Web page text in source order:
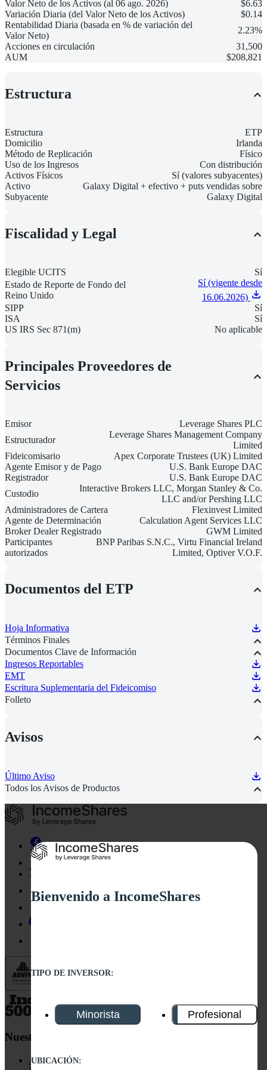
Valor Neto de los Activos (al 06 ago. 2026)
$6.63
Variación Diaria (del Valor Neto de los Activos)
$0.14
Rentabilidad Diaria (basada en % de variación del
Valor Neto)
2.23%
Acciones en circulación
31,500
AUM
$208,821
Estructura
Estructura
ETP
Domicilio
Irlanda
Método de Replicación
Físico
Uso de los Ingresos
Con distribución
Activos Físicos
Sí (valores subyacentes)
Activo
Subyacente
Galaxy Digital + efectivo + puts vendidas sobre
Galaxy Digital
Fiscalidad y Legal
Elegible UCITS
Sí
Estado de Reporte de Fondo del
Reino Unido
Sí (vigente desde
16.06.2026)
SIPP
Sí
ISA
Sí
US IRS Sec 871(m)
No aplicable
Principales Proveedores de
Servicios
Emisor
Leverage Shares PLC
Estructurador
Leverage Shares Management Company
Limited
Fideicomisario
Apex Corporate Trustees (UK) Limited
Agente Emisor y de Pago
U.S. Bank Europe DAC
Registrador
U.S. Bank Europe DAC
Custodio
Interactive Brokers LLC, Morgan Stanley & Co.
LLC and/or Pershing LLC
Administradores de Cartera
Flexinvest Limited
Agente de Determinación
Calculation Agent Services LLC
Broker Dealer Registrado
GWM Limited
Participantes
autorizados
BNP Paribas S.N.C., Virtu Financial Ireland
Limited, Optiver V.O.F.
Documentos del ETP
Hoja Informativa
Términos Finales
Documentos Clave de Información
Ingresos Reportables
EMT
Escritura Suplementaria del Fideicomiso
Folleto
Avisos
Último Aviso
Todos los Avisos de Productos
Bienvenido a IncomeShares
TIPO DE INVERSOR:
Minorista Profesional
UBICACIÓN:
Nuestros ETPs
Acciones Individuales